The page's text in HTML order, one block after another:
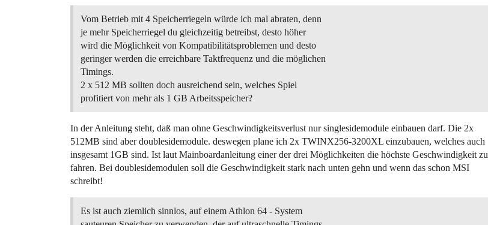
Vom Betrieb mit 4 Speicherriegeln würde ich mal abraten, denn
je mehr Speicherriegel du gleichzeitig betreibst, desto höher
wird die Möglichkeit von Kompatibilitätsproblemen und desto
geringer werden die erreichbare Taktfrequenz und die möglichen
Timings.
2 x 512 MB sollten doch ausreichend sein, welches Spiel
profitiert von mehr als 1 GB Arbeitsspeicher?
In der Anleitung steht, daß man ohne Geschwindigkeitsverlust nur singlesidemodule einbauen darf. Die 2x
512MB sind aber doublesidemodule. deswegen plane ich 2x TWINX256-3200XL einzubauen, welches auch
insgesamt 1GB sind. Ist laut Mainboardanleitung einer der drei Möglichkeiten die höchste Geschwindigkeit zu
fahren. Bei doublesidemodulen soll die Geschwindigkeit stark nach unten gehn und wenn das schon MSI
schreibt!
Es ist auch ziemlich sinnlos, auf einem Athlon 64 - System